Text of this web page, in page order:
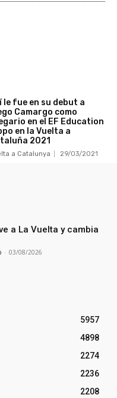
le fue en su debut a
Camargo como
en el EF Education
en la Vuelta a
2021
a Catalunya 29/03/2021
a La Vuelta y cambia
- 03/08/2026
5957
4898
2274
2236
2208